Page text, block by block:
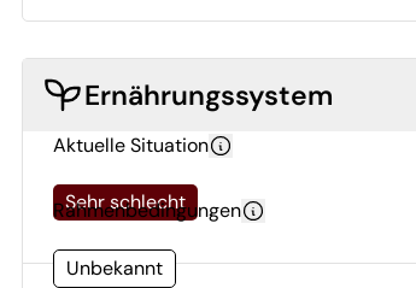
Ernährungssystem
Aktuelle Situation
Sehr schlecht
Rahmenbedingungen
Unbekannt